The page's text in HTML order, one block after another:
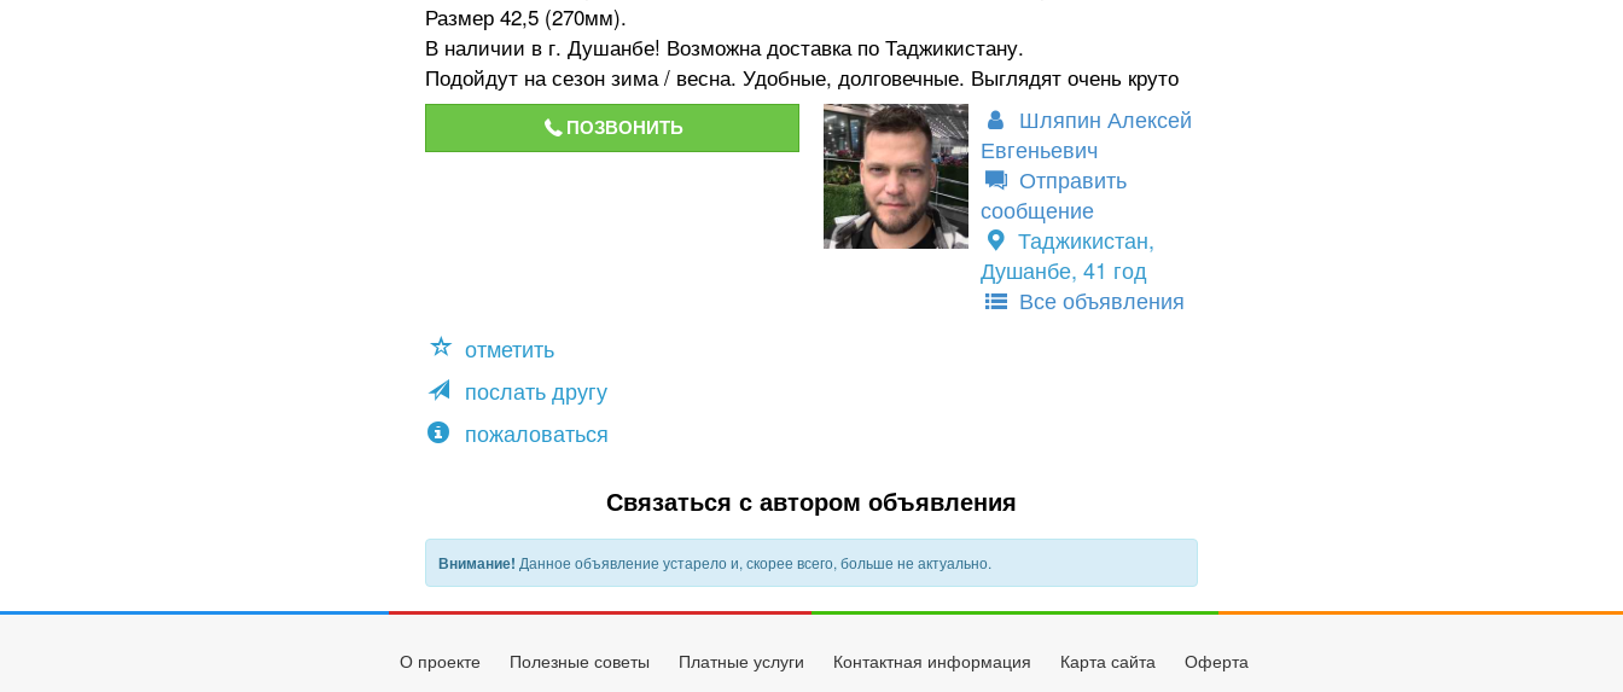
Размер 42,5 (270мм).
В наличии в г. Душанбе! Возможна доставка по Таджикистану.
Подойдут на сезон зима / весна. Удобные, долговечные. Выглядят очень круто
ПОЗВОНИТЬ
Шляпин Алексей
Евгеньевич
Отправить
сообщение
Таджикистан,
Душанбе, 41 год
Все объявления
отметить
послать другу
пожаловаться
Связаться с автором объявления
Внимание! Данное объявление устарело и, скорее всего, больше не актуально.
О проекте Полезные советы Платные услуги Контактная информация Карта сайта Оферта